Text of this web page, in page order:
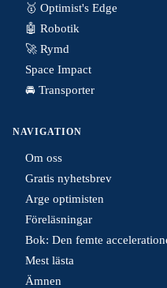
🥇 Optimist's Edge
🤖 Robotik
🚀 Rymd
Space Impact
🚘 Transporter
NAVIGATION
Om oss
Gratis nyhetsbrev
Arge optimisten
Föreläsningar
Bok: Den femte
Mest lästa
Ämnen